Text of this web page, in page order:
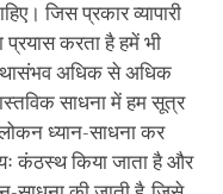
जिस प्रकार व्यापारी
करता है हमें भी
अधिक से अधिक
साधना में हम सूत्र
ध्यान-साधना कर
कंठस्थ किया जाता है और